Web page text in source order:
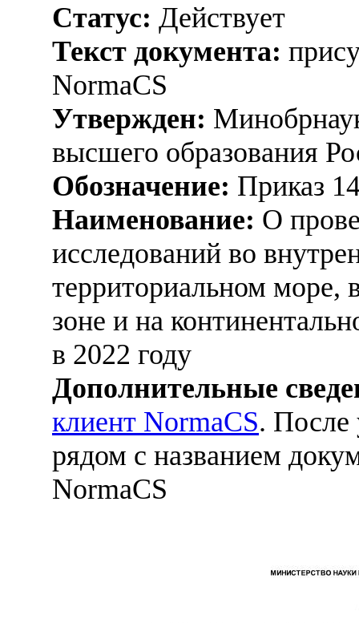
Статус: Действует
Текст документа:
NormaCS
Утвержден:
высшего образования
Обозначение: Приказ
Наименование: О
исследований во
территориальном море,
зоне и на
в 2022 году
Дополнительные
клиент NormaCS. После
рядом с названием
NormaCS